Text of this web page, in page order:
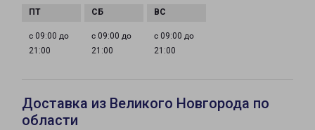
с 09:00 до
21:00
с 09:00 до
21:00
с 09:00 до
21:00
Доставка из Великого Новгорода по
области